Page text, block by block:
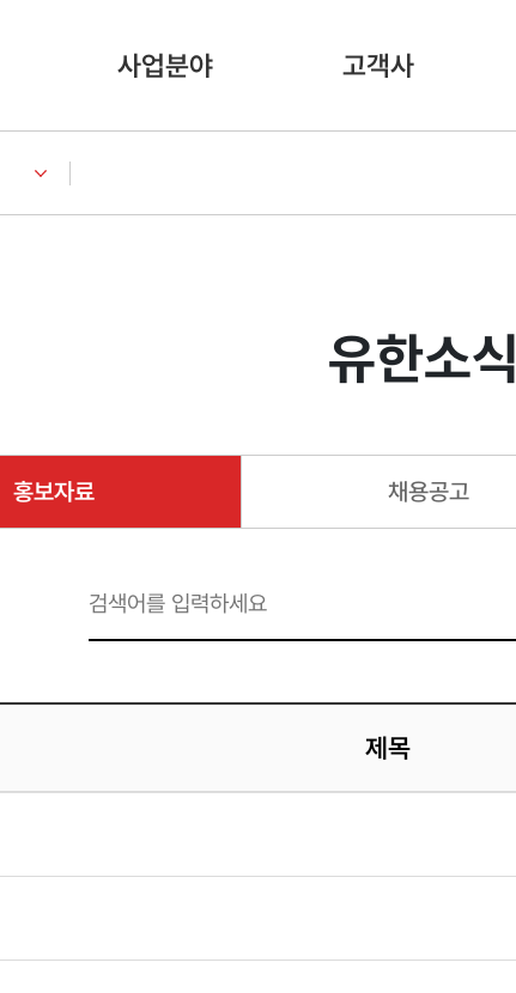
사업분야 고객사
유한소식
홍보자료 채용공고
검색
제목